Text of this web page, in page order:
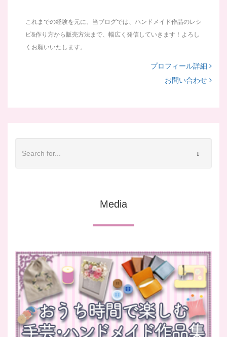
これまでの経験を元に、当ブログでは、ハンドメイド作品のレシ
ピ&作り方から販売方法まで、幅広く発信していきます！よろし
くお願いいたします。
プロフィール詳細
お問い合わせ
Media